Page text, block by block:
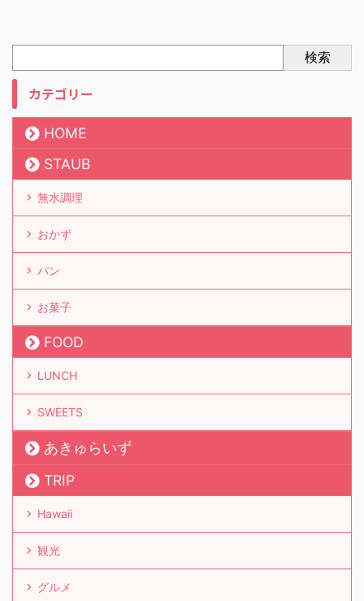
検索
カテゴリー
HOME
STAUB
無水調理
おかず
パン
お菓子
FOOD
LUNCH
SWEETS
あきゅらいず
TRIP
Hawaii
観光
グルメ